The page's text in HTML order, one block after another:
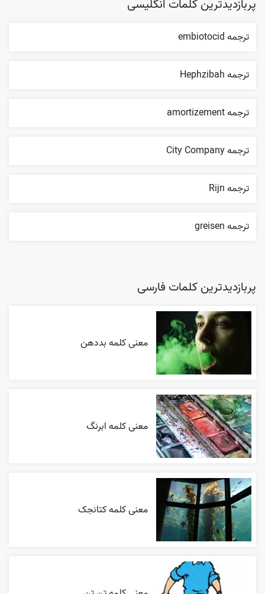
پربازدیدترین کلمات انگلیسی
ترجمه embiotocid
ترجمه Hephzibah
ترجمه amortizement
ترجمه City Company
ترجمه Rijn
ترجمه greisen
پربازدیدترین کلمات فارسی
معنی کلمه بددهن
معنی کلمه ابرنگ
معنی کلمه کتانجک